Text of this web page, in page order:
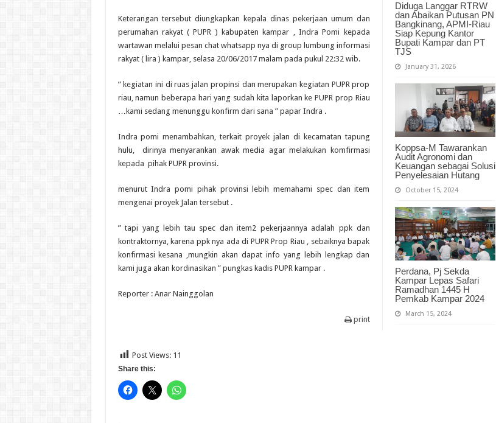
Diduga Langgar RTRW
dan Abaikan Putusan PN
Bangkinang, APMI-Riau
Siap Kepung Kantor
Bupati Kampar dan PT
TJS
January 31, 2026
Koppsa-M Tawarankan
Audit Agronomi dan
Keuangan sebagai Solusi
Penyelesaian Hutang
October 15, 2024
Perdana, Pj Sekda
Kampar Lepas Safari
Ramadhan 1445 H
Pemkab Kampar 2024
March 15, 2024
Keterangan tersebut diungkapkan kepala dinas pekerjaan umum dan
perumahan rakyat ( PUPR ) kabupaten kampar , Indra Pomi kepada
wartawan melalui pesan chat whatsapp nya di group lumbung informasi
rakyat ( lira ) kampar, selasa 20/06/2017 malam pada pukul 22:32 wib.
” kegiatan ini di ruas jalan propinsi dan merupakan kegiatan PUPR prop
riau, namun beberapa hari yang sudah kita laporkan ke PUPR prop Riau
…kami sedang menunggu konfirm dari sana ” papar Indra .
Indra pomi menambahkan, terkait proyek jalan di kecamatan tapung
hulu, dirinya menyarankan awak media agar melakukan komfirmasi
kepada pihak PUPR provinsi.
menurut Indra pomi pihak provinsi lebih memahami spec dan item
mengenai proyek Jalan tersebut .
” tapi yang lebih tau spec dan item2 pekerjaannya adalah ppk dan
kontraktornya, karena ppk nya ada di PUPR Prop Riau , sebaiknya bapak
konfirmasi kesana ,mungkin akan dapat info yang lebih lengkap dan
kami juga akan kordinasikan ” pungkas kadis PUPR kampar .
Reporter : Anar Nainggolan
print
Post Views: 11
Share this: